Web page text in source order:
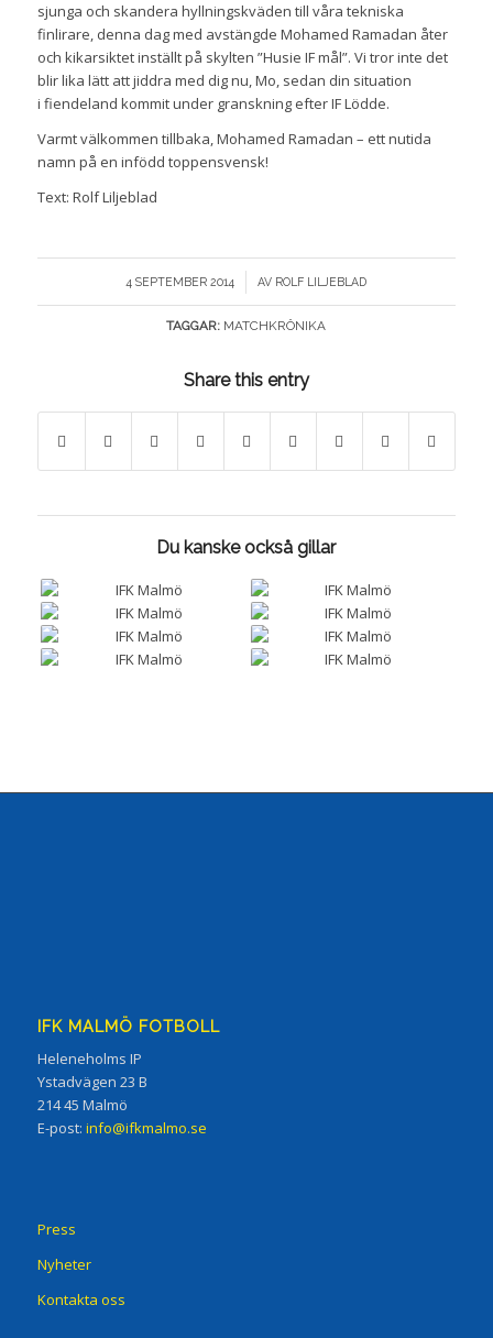
sjunga och skandera hyllningskväden till våra tekniska
finlirare, denna dag med avstängde Mohamed Ramadan åter
och kikarsiktet inställt på skylten ”Husie IF mål”. Vi tror inte det
blir lika lätt att jiddra med dig nu, Mo, sedan din situation
i fiendeland kommit under granskning efter IF Lödde.
Varmt välkommen tillbaka, Mohamed Ramadan – ett nutida
namn på en infödd toppensvensk!
Text: Rolf Liljeblad
4 SEPTEMBER 2014
/ AV ROLF LILJEBLAD
TAGGAR: MATCHKRÖNIKA
Share this entry
Du kanske också gillar
IFK MALMÖ FOTBOLL
Heleneholms IP
Ystadvägen 23 B
214 45 Malmö
E-post: info@ifkmalmo.se
Press
Nyheter
Kontakta oss